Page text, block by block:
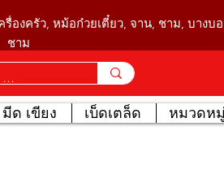
องครัว, หม้อก๋วยเตี๋ยว, จาน, ชาม, บางบ
ชาม
มีด เขียง เบ็ดเตล็ด หมวดห